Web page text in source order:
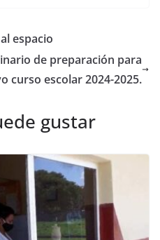
espacio
de preparación para
curso escolar 2024-2025.
gustar